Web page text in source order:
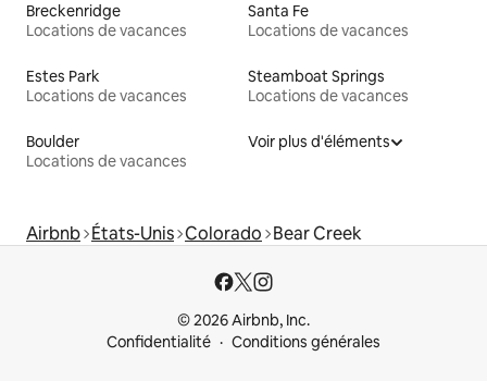
Breckenridge
Locations de vacances
Santa Fe
Locations de vacances
Estes Park
Locations de vacances
Steamboat Springs
Locations de vacances
Boulder
Locations de vacances
Voir plus d'éléments
Airbnb États-Unis Colorado Bear Creek
© 2026 Airbnb, Inc.
Confidentialité
Conditions générales